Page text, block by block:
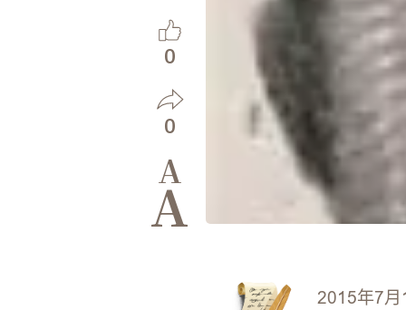
0
0
A
A
2015年7